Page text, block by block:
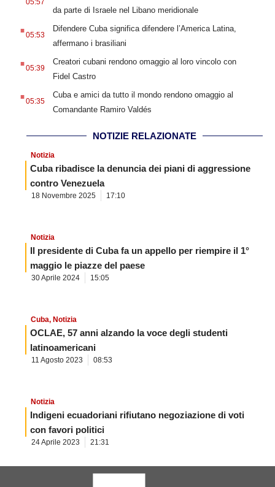
da parte di Israele nel Libano meridionale
.05:53
Difendere Cuba significa difendere l’America Latina,
affermano i brasiliani
.05:39
Creatori cubani rendono omaggio al loro vincolo con
Fidel Castro
.05:35
Cuba e amici da tutto il mondo rendono omaggio al
Comandante Ramiro Valdés
NOTIZIE RELAZIONATE
Notizia
Cuba ribadisce la denuncia dei piani di aggressione
contro Venezuela
18 Novembre 2025 17:10
Notizia
Il presidente di Cuba fa un appello per riempire il 1°
maggio le piazze del paese
30 Aprile 2024 15:05
Cuba, Notizia
OCLAE, 57 anni alzando la voce degli studenti
latinoamericani
11 Agosto 2023 08:53
Notizia
Indigeni ecuadoriani rifiutano negoziazione di voti
con favori politici
24 Aprile 2023 21:31